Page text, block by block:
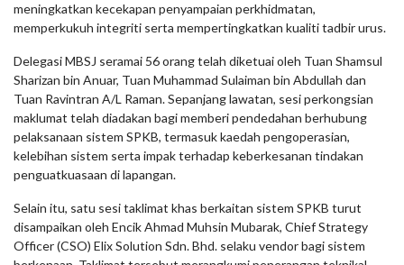
meningkatkan kecekapan penyampaian perkhidmatan,
memperkukuh integriti serta mempertingkatkan kualiti tadbir urus.
Delegasi MBSJ seramai 56 orang telah diketuai oleh Tuan Shamsul
Sharizan bin Anuar, Tuan Muhammad Sulaiman bin Abdullah dan
Tuan Ravintran A/L Raman. Sepanjang lawatan, sesi perkongsian
maklumat telah diadakan bagi memberi pendedahan berhubung
pelaksanaan sistem SPKB, termasuk kaedah pengoperasian,
kelebihan sistem serta impak terhadap keberkesanan tindakan
penguatkuasaan di lapangan.
Selain itu, satu sesi taklimat khas berkaitan sistem SPKB turut
disampaikan oleh Encik Ahmad Muhsin Mubarak, Chief Strategy
Officer (CSO) Elix Solution Sdn. Bhd. selaku vendor bagi sistem